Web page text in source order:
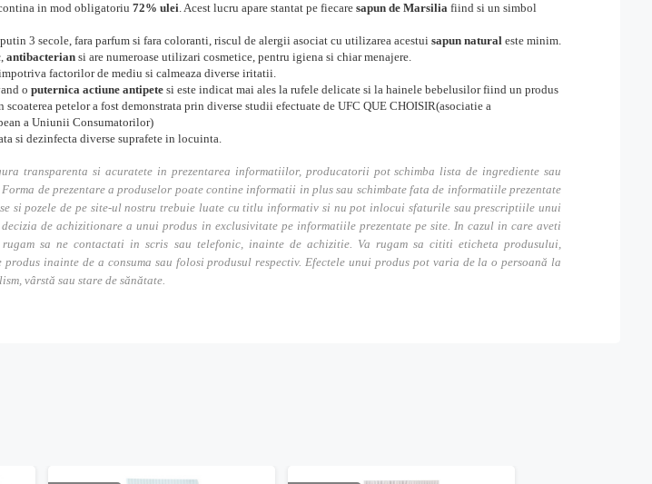
in mod obligatoriu 72% ulei. Acest lucru apare stantat pe fiecare sapun de Marsilia fiind si un simbol
3 secole, fara parfum si fara coloranti, riscul de alergii asociat cu utilizarea acestui sapun natural este minim.
, antibacterian si are numeroase utilizari cosmetice, pentru igiena si chiar menajere.
factorilor de mediu si calmeaza diverse iritatii.
o puternica actiune antipete si este indicat mai ales la rufele delicate si la hainele bebelusilor fiind un produs
petelor a fost demonstrata prin diverse studii efectuate de UFC QUE CHOISIR(asociatie a
a Uniunii Consumatorilor)
si dezinfecta diverse suprafete in locuinta.
transparenta si acuratete in prezentarea informatiilor, producatorii pot schimba lista de ingrediente sau
de prezentare a produselor poate contine informatii in plus sau schimbate fata de informatiile prezentate
si pozele de pe site-ul nostru trebuie luate cu titlu informativ si nu pot inlocui sfaturile sau prescriptiile unui
decizia de achizitionare a unui produs in exclusivitate pe informatiile prezentate pe site. In cazul in care aveti
sa ne contactati in scris sau telefonic, inainte de achizitie. Va rugam sa cititi eticheta produsului,
inainte de a consuma sau folosi produsul respectiv. Efectele unui produs pot varia de la o persoană la
vârstă sau stare de sănătate.